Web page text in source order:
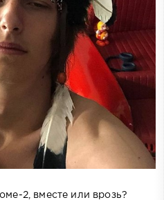
2, вместе или врозь?